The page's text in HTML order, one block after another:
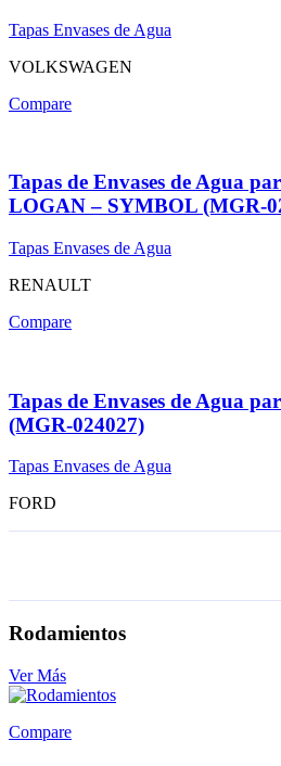
Tapas Envases de Agua
VOLKSWAGEN
Compare
Tapas de Envases de Agua
LOGAN – SYMBOL (MGR-
Tapas Envases de Agua
RENAULT
Compare
Tapas de Envases de Agua
(MGR-024027)
Tapas Envases de Agua
FORD
Rodamientos
Ver Más
Compare